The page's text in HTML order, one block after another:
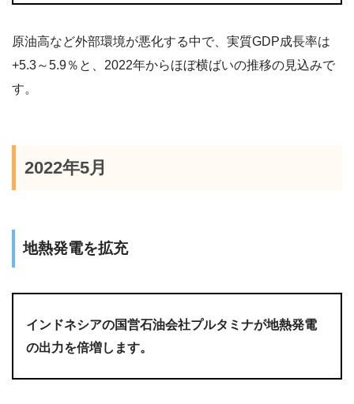
原油高など外部環境が悪化する中で、実質GDP成長率は
+5.3～5.9％と、2022年からほぼ横ばいの推移の見込みで
す。
2022年5月
地熱発電を拡充
インドネシアの国営石油会社プルタミナが地熱発電
の出力を倍増します。